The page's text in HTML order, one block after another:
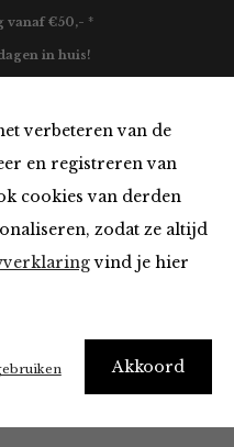
verbeteren van de
en registreren van
cookies van derden
zodat ze altijd
vind je hier
Akkoord
vanaf €50,- *
in huis!
with accessories